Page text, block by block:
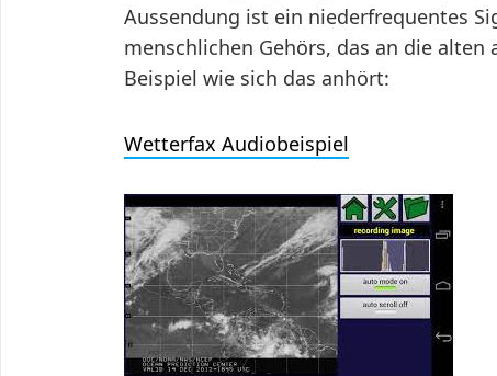
Aussendung ist ein niederfrequentes
menschlichen Gehörs, das an die
Beispiel wie sich das anhört:
Wetterfax Audiobeispiel